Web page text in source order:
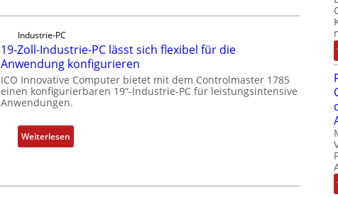
a
u
s
g
e
i
s
Industrie-PC
19-Zoll-Industrie-PC lässt sich flexibel für die
Anwendung konfigurieren
ICO Innovative Computer bietet mit dem Controlmaster 1785
einen konfigurierbaren 19“-Industrie-PC für leistungsintensive
Anwendungen.
Weiterlesen:
1